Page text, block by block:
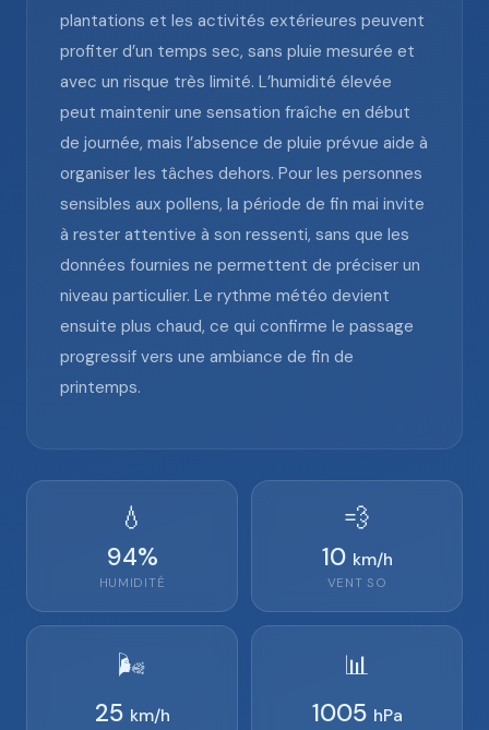
plantations et les activités extérieures peuvent
profiter d’un temps sec, sans pluie mesurée et
avec un risque très limité. L’humidité élevée
peut maintenir une sensation fraîche en début
de journée, mais l’absence de pluie prévue aide à
organiser les tâches dehors. Pour les personnes
sensibles aux pollens, la période de fin mai invite
à rester attentive à son ressenti, sans que les
données fournies ne permettent de préciser un
niveau particulier. Le rythme météo devient
ensuite plus chaud, ce qui confirme le passage
progressif vers une ambiance de fin de
printemps.
💧
94%
HUMIDITÉ
💨
10 km/h
VENT SO
🌬️
25 km/h
📊
1005 hPa